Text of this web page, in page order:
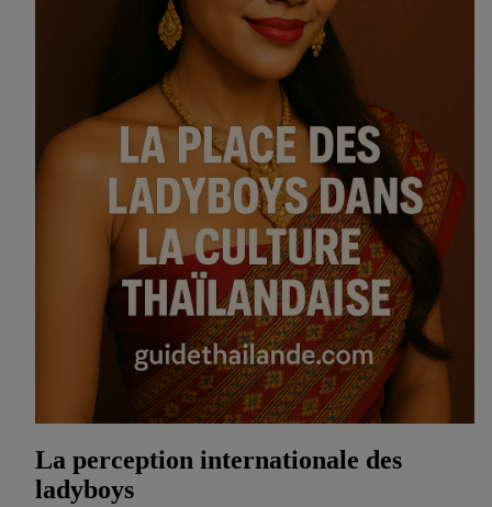
La perception internationale des
ladyboys